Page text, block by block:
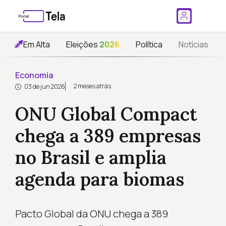
Em Alta Eleições 2026 Política Notícias
Economia
03 de jun 2026 2 meses atrás
ONU Global Compact
chega a 389 empresas
no Brasil e amplia
agenda para biomas
Pacto Global da ONU chega a 389